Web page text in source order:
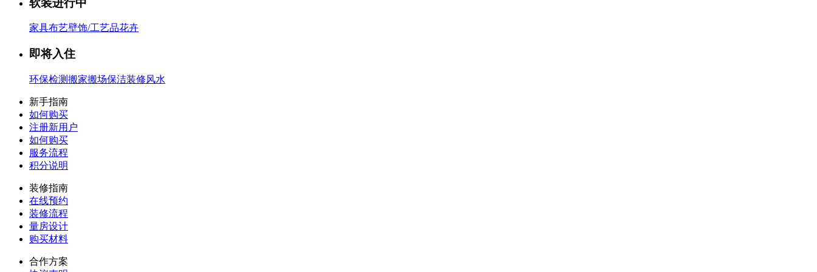
软装进行中
家具布艺壁饰/工艺品花卉
即将入住
环保检测搬家搬场保洁装修风水
新手指南
如何购买
注册新用户
如何购买
服务流程
积分说明
装修指南
在线预约
装修流程
量房设计
购买材料
合作方案